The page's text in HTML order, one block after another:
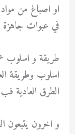
او اصباغ من
في عبوات جاهزة
طريقة و اسلوب
اسلوب وطريقة
الطرق العادية
و اخرون يتبعون